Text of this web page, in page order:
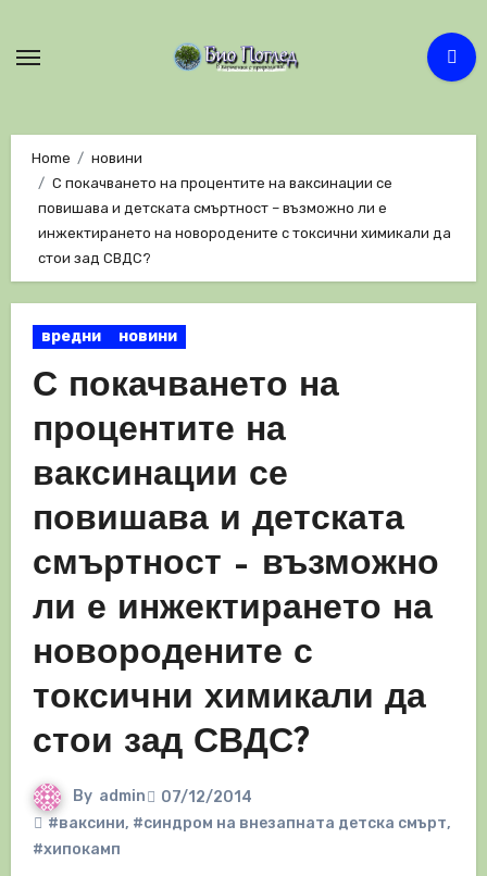
Home
новини
С покачването на процентите на ваксинации се
повишава и детската смъртност – възможно ли е
инжектирането на новородените с токсични химикали да
стои зад СВДС?
вредни новини
С покачването на
процентите на
ваксинации се
повишава и детската
смъртност – възможно
ли е инжектирането на
новородените с
токсични химикали да
стои зад СВДС?
By admin
07/12/2014
#ваксини, #синдром на внезапната детска смърт,
#хипокамп